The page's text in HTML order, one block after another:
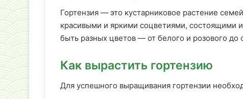
Гортензия — это кустарниковое растение
красивыми и яркими соцветиями, состоящими
быть разных цветов — от белого и розового до
Как вырастить гортензию
Для успешного выращивания гортензии